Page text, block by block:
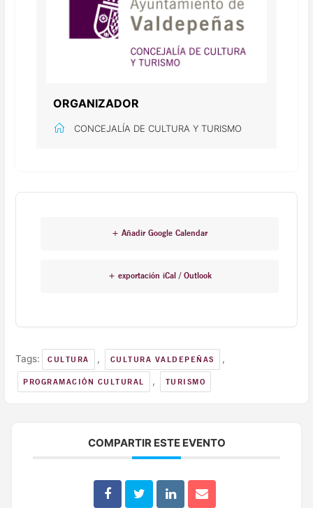
ORGANIZADOR
CONCEJALÍA DE CULTURA Y TURISMO
+ Añadir Google Calendar
+ exportación iCal / Outlook
Tags: CULTURA , CULTURA VALDEPEÑAS ,
PROGRAMACIÓN CULTURAL , TURISMO
COMPARTIR ESTE EVENTO